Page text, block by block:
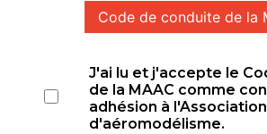
Code de conduite de la
J'ai lu et j'accepte le
de la MAAC comme
adhésion à
d'aéromodélisme.